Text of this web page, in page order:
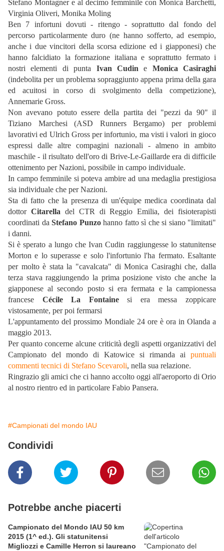
Stefano Montagner e al decimo femminile con Monica Barchetti,
Virginia Oliveri, Monika Moling
Ben 7 infortuni dovuti - ritengo - soprattutto dal fondo del
percorso particolarmente duro (ne hanno sofferto, ad esempio,
anche i due vincitori della scorsa edizione ed i giapponesi) che
hanno falcidiato la formazione italiana e soprattutto fermato i
nostri elementi di punta Ivan Cudin e Monica Casiraghi
(indebolita per un problema sopraggiunto appena prima della gara
ed acuitosi in corso di svolgimento della competizione),
Annemarie Gross.
Non avevano potuto essere della partita dei "pezzi da 90" il
Tiziano Marchesi (ASD Runners Bergamo) per problemi
lavorativi ed Ulrich Gross per infortunio, ma visti i valori in gioco
espressi dalle altre compagini nazionali - almeno in ambito
maschile - il risultato dell'oro di Brive-Le-Gaillarde era di difficile
ottenimento per Nazioni, possibile in campo individuale.
In campo femminile si poteva ambire ad una medaglia prestigiosa
sia individuale che per Nazioni.
Sta di fatto che la presenza di un'équipe medica coordinata dal
dottor Citarella del CTR di Reggio Emilia, dei fisioterapisti
coordinati da Stefano Punzohanno fatto sì che si siano "limitati"
i danni.
Si è sperato a lungo che Ivan Cudin raggiungesse lo statunitense
Morton e lo superasse e solo l'infortunio l'ha fermato. Esaltante
per molto è stata la "cavalcata" di Monica Casiraghi che, dalla
terza stava raggiungendo la prima posizione visto che anche la
giapponese al secondo posto si era fermata e la campionessa
francese Cécile La Fontainesi era messa zoppicare
vistosamente, per poi fermarsi
L'appuntamento del prossimo Mondiale 24 ore è ora in Olanda a
maggio 2013.
Per quanto concerne alcune criticità degli aspetti organizzativi del
Campionato del mondo di Katowice si rimanda ai puntuali
commenti tecnici di Stefano Scevaroli, nella sua relazione.
Ringrazio gli amici che ci hanno accolto oggi all'aeroporto di Orio
al nostro rientro ed in particolare Fabio Pansera.
#Campionati del mondo IAU
Condividi
Potrebbe anche piacerti
Campionato del Mondo IAU 50 km
2015 (1^ ed.). Gli statunitensi
Migliozzi e Camille Herron si laureano